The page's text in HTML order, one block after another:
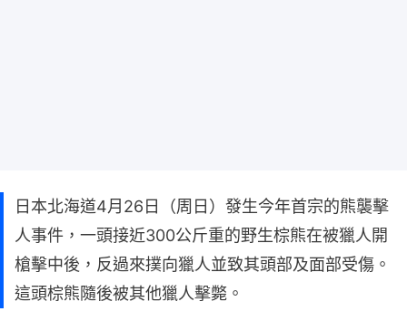
日本北海道4月26日（周日）發生今年首宗的熊襲擊
人事件，一頭接近300公斤重的野生棕熊在被獵人開
槍擊中後，反過來撲向獵人並致其頭部及面部受傷。
這頭棕熊隨後被其他獵人擊斃。